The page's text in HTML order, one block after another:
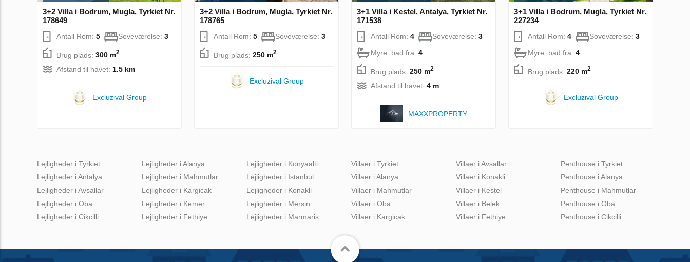
3+2 Villa i Bodrum, Mugla, Tyrkiet Nr.
178649
Antall Rom: 5 Soveværelse: 3
Brug plads: 300 m2
Afstand til havet: 1.5 km
Excluzival Group
3+2 Villa i Bodrum, Mugla, Tyrkiet Nr.
178765
Antall Rom: 5 Soveværelse: 3
Brug plads: 250 m2
Excluzival Group
3+1 Villa i Kestel, Antalya, Tyrkiet Nr.
171538
Antall Rom: 4 Soveværelse: 3
Myre. bad fra: 4
Brug plads: 250 m2
Afstand til havet: 4 m
MAXXPROPERTY
3+1 Villa i Bodrum, Mugla, Tyrkiet Nr.
227234
Antall Rom: 4 Soveværelse: 3
Myre. bad fra: 4
Brug plads: 220 m2
Excluzival Group
Lejligheder i Tyrkiet
Lejligheder i Antalya
Lejligheder i Avsallar
Lejligheder i Oba
Lejligheder i Cikcilli
Lejligheder i Alanya
Lejligheder i Mahmutlar
Lejligheder i Kargicak
Lejligheder i Kemer
Lejligheder i Fethiye
Lejligheder i Konyaalti
Lejligheder i Istanbul
Lejligheder i Konakli
Lejligheder i Mersin
Lejligheder i Marmaris
Villaer i Tyrkiet
Villaer i Alanya
Villaer i Mahmutlar
Villaer i Oba
Villaer i Kargicak
Villaer i Avsallar
Villaer i Konakli
Villaer i Kestel
Villaer i Belek
Villaer i Fethiye
Penthouse i Tyrkiet
Penthouse i Alanya
Penthouse i Mahmutlar
Penthouse i Oba
Penthouse i Cikcilli